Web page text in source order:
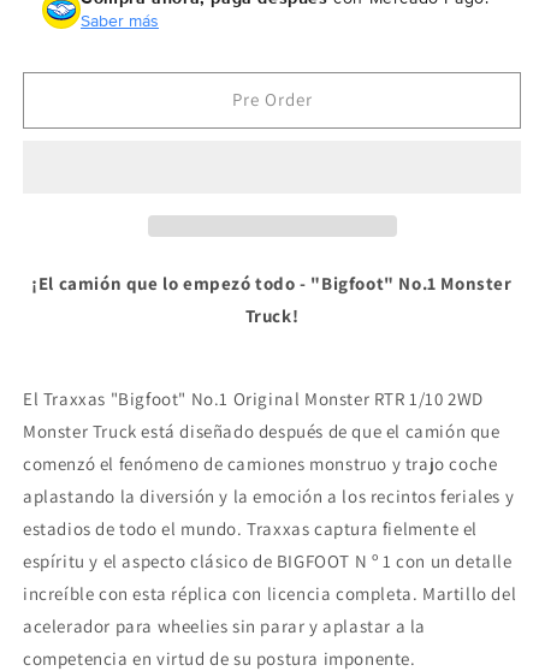
Traxxas
No.1
8R5
No.1
Original
Monster
Truck
8R5
Saber más
Pre Order
¡El camión que lo empezó todo - "Bigfoot" No.1 Monster
Truck!
El Traxxas "Bigfoot" No.1 Original Monster RTR 1/10 2WD
Monster Truck está diseñado después de que el camión que
comenzó el fenómeno de camiones monstruo y trajo coche
aplastando la diversión y la emoción a los recintos feriales y
estadios de todo el mundo. Traxxas captura fielmente el
espíritu y el aspecto clásico de BIGFOOT N º 1 con un detalle
increíble con esta réplica con licencia completa. Martillo del
acelerador para wheelies sin parar y aplastar a la
competencia en virtud de su postura imponente.